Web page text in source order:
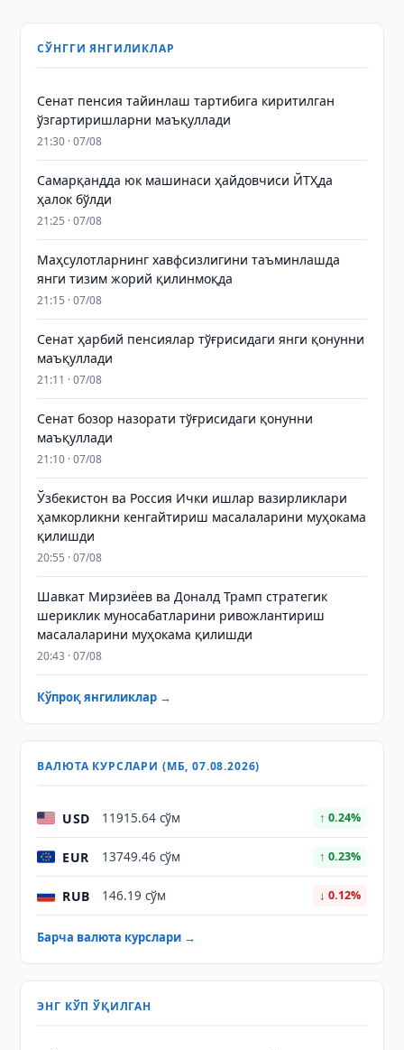
СЎНГГИ ЯНГИЛИКЛАР
Сенат пенсия тайинлаш тартибига киритилган
ўзгартиришларни маъқуллади
21:30 · 07/08
Самарқандда юк машинаси ҳайдовчиси ЙТҲда
ҳалок бўлди
21:25 · 07/08
Маҳсулотларнинг хавфсизлигини таъминлашда
янги тизим жорий қилинмоқда
21:15 · 07/08
Сенат ҳарбий пенсиялар тўғрисидаги янги қонунни
маъқуллади
21:11 · 07/08
Сенат бозор назорати тўғрисидаги қонунни
маъқуллади
21:10 · 07/08
Ўзбекистон ва Россия Ички ишлар вазирликлари
ҳамкорликни кенгайтириш масалаларини муҳокама
қилишди
20:55 · 07/08
Шавкат Мирзиёев ва Доналд Трамп стратегик
шериклик муносабатларини ривожлантириш
масалаларини муҳокама қилишди
20:43 · 07/08
Кўпроқ янгиликлар →
ВАЛЮТА КУРСЛАРИ (МБ, 07.08.2026)
USD 11915.64 сўм ↑ 0.24%
EUR 13749.46 сўм ↑ 0.23%
RUB 146.19 сўм ↓ 0.12%
Барча валюта курслари →
ЭНГ КЎП ЎҚИЛГАН